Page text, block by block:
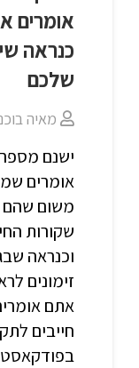
אומרים
כנראה
שלכם
מאיה
ישנם
אומרים
משום שהם
שקורות
וכנראה
זימונים
אתם
בפודקאסט